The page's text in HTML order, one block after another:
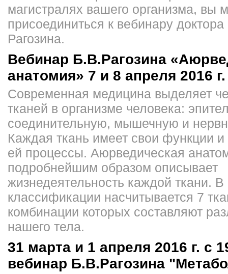
магистралях вашего организма, вы
присоединиться к вебинару
Рагозина.
Вебинар Б.В.Рагозина
анатомия» 7 и 8 апреля 2016
Современная медицина выделяет
тканей в организме человека:
соединительную, мышечную и
Каждая ткань имеет свои функции
ей процессы. Аюрведическая
подробнейшим образом описывает
жизнедеятельность каждой ткани. В
классификации насчитывается 7
комбинации которых составляют
нашего тела.
31 марта и 1 апреля 2016 г. с
вебинар Б.В.Рагозина